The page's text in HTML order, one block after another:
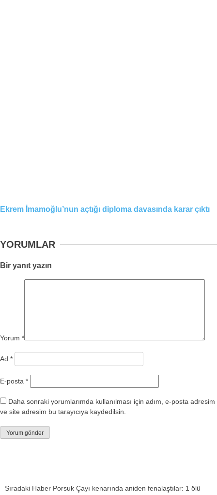
Ekrem İmamoğlu’nun açtığı diploma davasında karar çıktı
YORUMLAR
Bir yanıt yazın
Yorum *
Ad *
E-posta *
Daha sonraki yorumlarımda kullanılması için adım, e-posta adresim
ve site adresim bu tarayıcıya kaydedilsin.
Sıradaki Haber Porsuk Çayı kenarında aniden fenalaştılar: 1 ölü